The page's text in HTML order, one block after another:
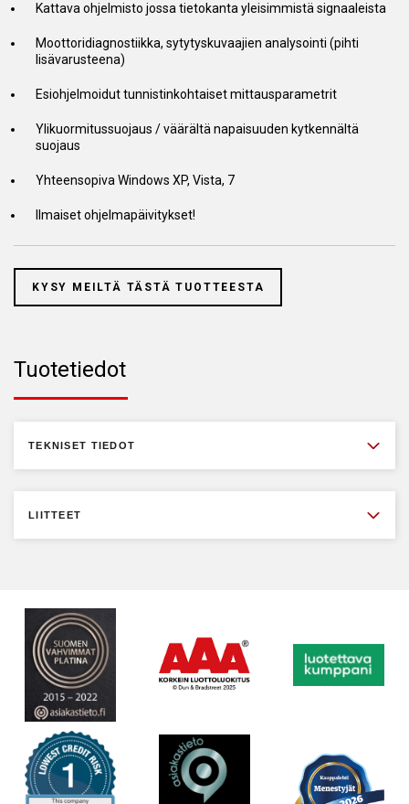
Kattava ohjelmisto jossa tietokanta yleisimmistä signaaleista
Moottoridiagnostiikka, sytytyskuvaajien analysointi (pihti
lisävarusteena)
Esiohjelmoidut tunnistinkohtaiset mittausparametrit
Ylikuormitussuojaus / väärältä napaisuuden kytkennältä
suojaus
Yhteensopiva Windows XP, Vista, 7
Ilmaiset ohjelmapäivitykset!
KYSY MEILTÄ TÄSTÄ TUOTTEESTA
Tuotetiedot
TEKNISET TIEDOT
LIITTEET